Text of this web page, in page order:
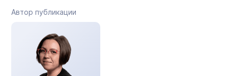
Автор публикации